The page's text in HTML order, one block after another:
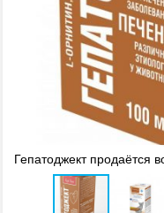
Гепатоджект продаётся